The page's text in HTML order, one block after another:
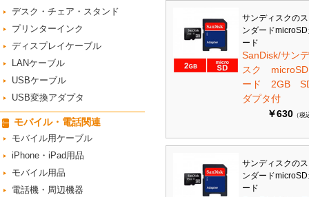
デスク・チェア・スタンド
プリンターインク
ディスプレイケーブル
LANケーブル
USBケーブル
USB変換アダプタ
モバイル・電話関連
モバイル用ケーブル
iPhone・iPad用品
モバイル用品
電話機・周辺機器
サンディスクの
ンダード
ード
SanDisk/サン
スク
ード 2GB
ダプタ付
￥630 （税
サンディスクの
ンダード
ード